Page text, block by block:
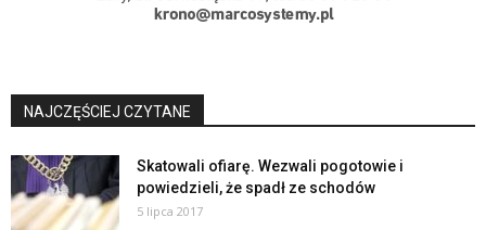
NAJCZĘŚCIEJ CZYTANE
Skatowali ofiarę. Wezwali pogotowie i
powiedzieli, że spadł ze schodów
5 lipca 2017